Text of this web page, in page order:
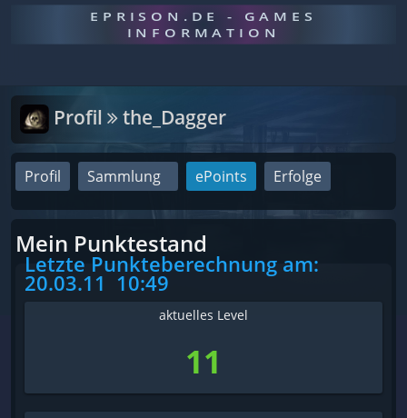
EPRISON.DE - GAMES
INFORMATION
Profil the_Dagger
Profil Sammlung ePoints Erfolge
Mein Punktestand
Letzte Punkteberechnung am:
20.03.11 10:49
aktuelles Level
11